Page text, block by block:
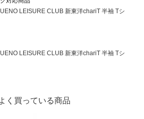
LEISURE CLUB 新東洋chariT 半袖 Tシ
LEISURE CLUB 新東洋chariT 半袖 Tシ
く買っている商品